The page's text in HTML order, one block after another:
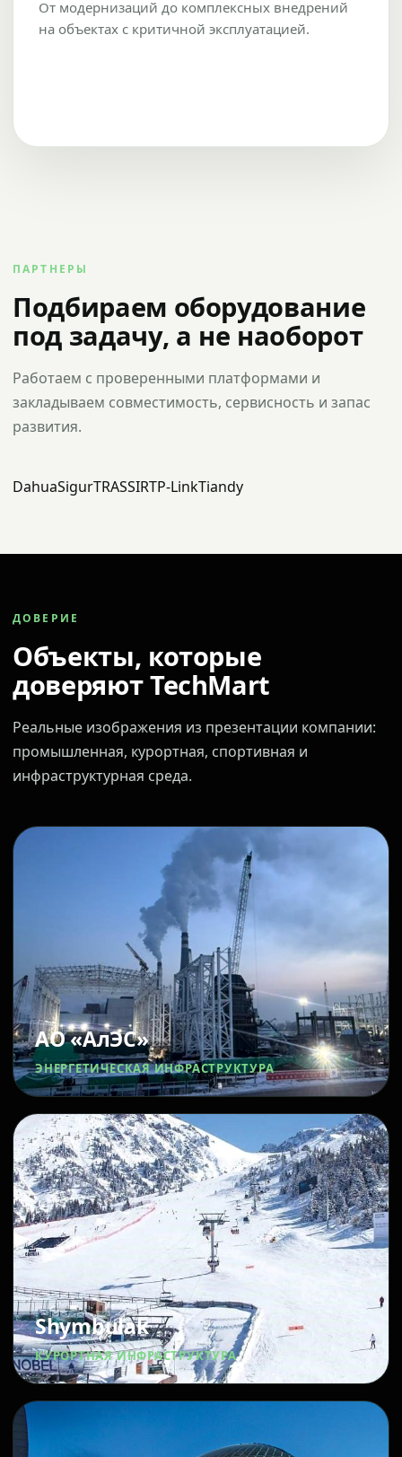
От модернизаций до комплексных внедрений
на объектах с критичной эксплуатацией.
ПАРТНЕРЫ
Подбираем оборудование
под задачу, а не наоборот
Работаем с проверенными платформами и
закладываем совместимость, сервисность и запас
развития.
DahuaSigurTRASSIRTP-LinkTiandy
ДОВЕРИЕ
Объекты, которые
доверяют TechMart
Реальные изображения из презентации компании:
промышленная, курортная, спортивная и
инфраструктурная среда.
АО «АлЭС»
ЭНЕРГЕТИЧЕСКАЯ ИНФРАСТРУКТУРА
Shymbulak
КУРОРТНАЯ ИНФРАСТРУКТУРА